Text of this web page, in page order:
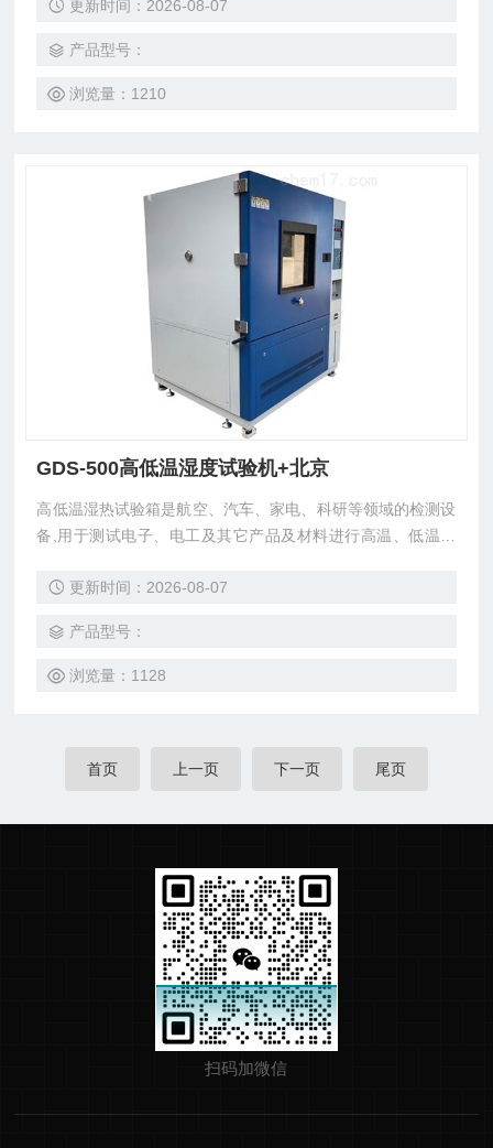
更新时间：2026-08-07
产品型号：
浏览量：1210
GDS-500高低温湿度试验机+北京
高低温湿热试验箱是航空、汽车、家电、科研等领域的检测设
备,用于测试电子、电工及其它产品及材料进行高温、低温、
更新时间：2026-08-07
产品型号：
浏览量：1128
首页 上一页 下一页 尾页
扫码加微信